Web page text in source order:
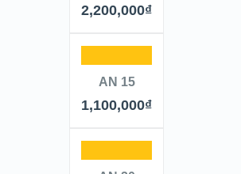
2,200,000₫
AN 15
1,100,000₫